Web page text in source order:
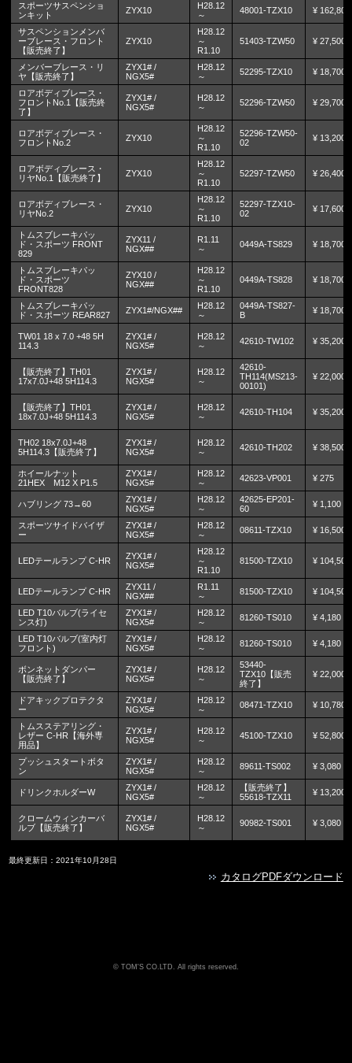
スポーツサスペンショ
ンキット
ZYX10
H28.12
～
48001-TZX10 ¥ 162,800
サスペンションメンバ
ーブレース・フロント
【販売終了】
ZYX10
H28.12
～
R1.10
51403-TZW50 ¥ 27,500
メンバーブレース・リ
ヤ【販売終了】
ZYX1# /
NGX5#
H28.12
～
52295-TZX10 ¥ 18,700
ロアボディブレース・
フロントNo.1【販売終
了】
ZYX1# /
NGX5#
H28.12
～
52296-TZW50 ¥ 29,700
ロアボディブレース・
フロントNo.2
ZYX10
H28.12
～
R1.10
52296-TZW50-
02
¥ 13,200
ロアボディブレース・
リヤNo.1【販売終了】
ZYX10
H28.12
～
R1.10
52297-TZW50 ¥ 26,400
ロアボディブレース・
リヤNo.2
ZYX10
H28.12
～
R1.10
52297-TZX10-
02
¥ 17,600
トムスブレーキパッ
ド・スポーツ FRONT
829
ZYX11 /
NGX##
R1.11
～
0449A-TS829 ¥ 18,700
トムスブレーキパッ
ド・スポーツ
FRONT828
ZYX10 /
NGX##
H28.12
～
R1.10
0449A-TS828 ¥ 18,700
トムスブレーキパッ
ド・スポーツ REAR827
ZYX1#/NGX##
H28.12
～
0449A-TS827-
B
¥ 18,700
TW01 18 x 7.0 +48 5H
114.3
ZYX1# /
NGX5#
H28.12
～
42610-TW102 ¥ 35,200
【販売終了】TH01
17x7.0J+48 5H114.3
ZYX1# /
NGX5#
H28.12
～
42610-
TH114(MS213-
00101)
¥ 22,000
【販売終了】TH01
18x7.0J+48 5H114.3
ZYX1# /
NGX5#
H28.12
～
42610-TH104 ¥ 35,200
TH02 18x7.0J+48
5H114.3【販売終了】
ZYX1# /
NGX5#
H28.12
～
42610-TH202 ¥ 38,500
ホイールナット
21HEX M12 X P1.5
ZYX1# /
NGX5#
H28.12
～
42623-VP001 ¥ 275
ハブリング 73→60
ZYX1# /
NGX5#
H28.12
～
42625-EP201-
60
¥ 1,100
スポーツサイドバイザ
ー
ZYX1# /
NGX5#
H28.12
～
08611-TZX10 ¥ 16,500
LEDテールランプ C-HR
ZYX1# /
NGX5#
H28.12
～
R1.10
81500-TZX10 ¥ 104,500
LEDテールランプ C-HR
ZYX11 /
NGX##
R1.11
～
81500-TZX10 ¥ 104,500
LED T10バルブ(ライセ
ンス灯)
ZYX1# /
NGX5#
H28.12
～
81260-TS010 ¥ 4,180
LED T10バルブ(室内灯
フロント)
ZYX1# /
NGX5#
H28.12
～
81260-TS010 ¥ 4,180
ボンネットダンパー
【販売終了】
ZYX1# /
NGX5#
H28.12
～
53440-
TZX10【販売
終了】
¥ 22,000
ドアキックプロテクタ
ー
ZYX1# /
NGX5#
H28.12
～
08471-TZX10 ¥ 10,780
トムスステアリング・
レザー C-HR【海外専
用品】
ZYX1# /
NGX5#
H28.12
～
45100-TZX10 ¥ 52,800
プッシュスタートボタ
ン
ZYX1# /
NGX5#
H28.12
～
89611-TS002 ¥ 3,080
ドリンクホルダーW
ZYX1# /
NGX5#
H28.12
～
【販売終了】
55618-TZX11
¥ 13,200
クロームウィンカーバ
ルブ【販売終了】
ZYX1# /
NGX5#
H28.12
～
90982-TS001 ¥ 3,080
カタログPDFダウンロード
最終更新日：2021年10月28日
TOM'S CO.LTD. All rights reserved.